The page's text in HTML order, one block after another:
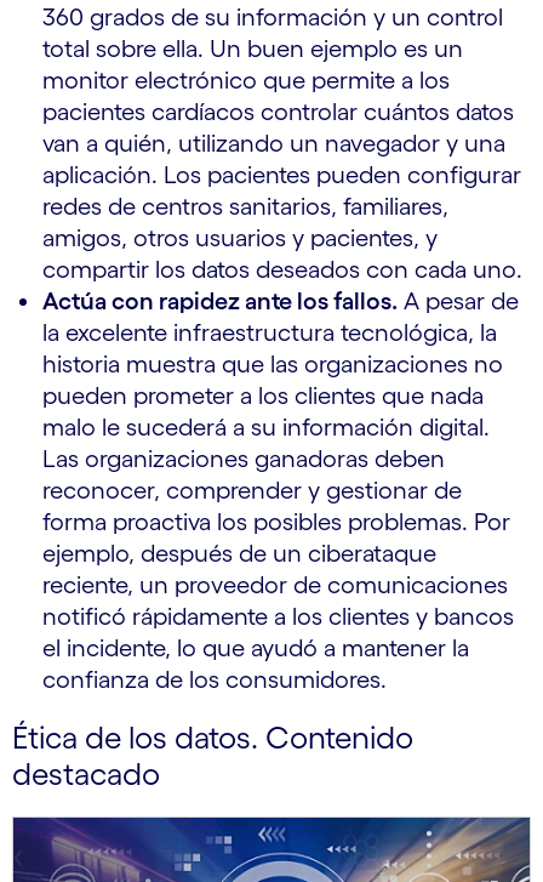
360 grados de su información y un control
total sobre ella. Un buen ejemplo es un
monitor electrónico que permite a los
pacientes cardíacos controlar cuántos datos
van a quién, utilizando un navegador y una
aplicación. Los pacientes pueden configurar
redes de centros sanitarios, familiares,
amigos, otros usuarios y pacientes, y
compartir los datos deseados con cada uno.
Actúa con rapidez ante los fallos. A pesar de
la excelente infraestructura tecnológica, la
historia muestra que las organizaciones no
pueden prometer a los clientes que nada
malo le sucederá a su información digital.
Las organizaciones ganadoras deben
reconocer, comprender y gestionar de
forma proactiva los posibles problemas. Por
ejemplo, después de un ciberataque
reciente, un proveedor de comunicaciones
notificó rápidamente a los clientes y bancos
el incidente, lo que ayudó a mantener la
confianza de los consumidores.
Ética de los datos. Contenido
destacado